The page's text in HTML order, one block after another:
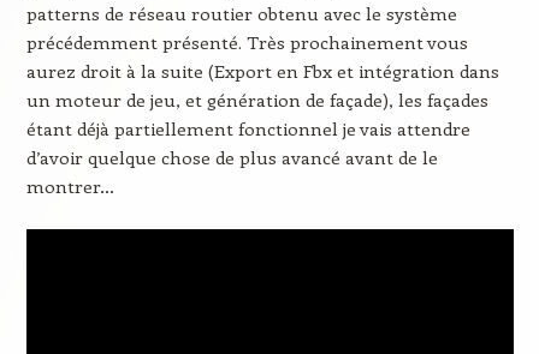
patterns de réseau routier obtenu avec le système
précédemment présenté. Très prochainement vous
aurez droit à la suite (Export en Fbx et intégration dans
un moteur de jeu, et génération de façade), les façades
étant déjà partiellement fonctionnel je vais attendre
d’avoir quelque chose de plus avancé avant de le
montrer…